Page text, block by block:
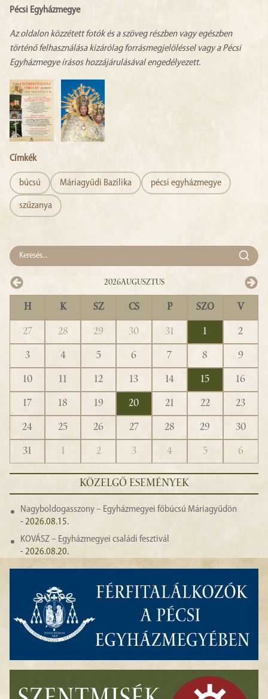
Pécsi Egyházmegye
Az oldalon közzétett fotók és a szöveg részben vagy egészben
történő felhasználása kizárólag forrásmegjelöléssel vagy a Pécsi
Egyházmegye írásos hozzájárulásával engedélyezett.
Címkék
búcsú Máriagyűdi Bazilika pécsi egyházmegye
szűzanya
2026Augusztus
H K SZ CS P SZO V
27 28 29 30 31 1
2
3
4 5 6 7 8
9
10
11 12 13 14 15
16
17
18 19 20 21 22
23
24
25 26 27 28 29
30
31
1 2 3 4 5 6
KÖZELGŐ ESEMÉNYEK
Nagyboldogasszony – Egyházmegyei főbúcsú Máriagyűdön
- 2026.08.15.
KOVÁSZ – Egyházmegyei családi fesztivál
- 2026.08.20.